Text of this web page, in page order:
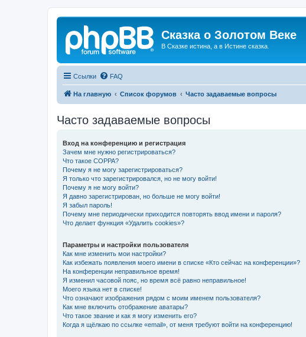
Сказка о Золотом Веке
В Сказке истина, а в Истине сказка.
Ссылки FAQ
На главную Список форумов Часто задаваемые вопросы
Часто задаваемые вопросы
Вход на конференцию и регистрация
Зачем мне нужно регистрироваться?
Что такое COPPA?
Почему я не могу зарегистрироваться?
Я только что зарегистрировался, но не могу войти!
Почему я не могу войти?
Я давно зарегистрирован, но больше не могу войти!
Я забыл пароль!
Почему мне периодически приходится повторять ввод имени и пароля?
Что делает функция «Удалить cookies»?
Параметры и настройки пользователя
Как мне изменить мои настройки?
Как избежать появления моего имени в списке «Кто сейчас на конференции»?
На конференции неправильное время!
Я изменил часовой пояс, но время всё равно неправильное!
Моего языка нет в списке!
Что означают изображения рядом с моим именем пользователя?
Как мне включить отображение аватары?
Что такое звание и как я могу изменить его?
Когда я щёлкаю по ссылке «email», от меня требуют войти на конференцию!